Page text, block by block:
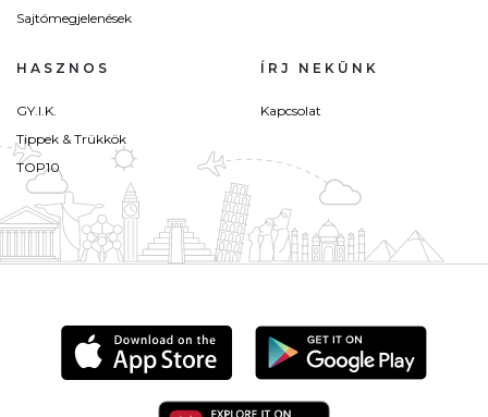
Sajtómegjelenések
HASZNOS
GY.I.K.
Tippek & Trükkök
TOP10
ÍRJ NEKÜNK
Kapcsolat